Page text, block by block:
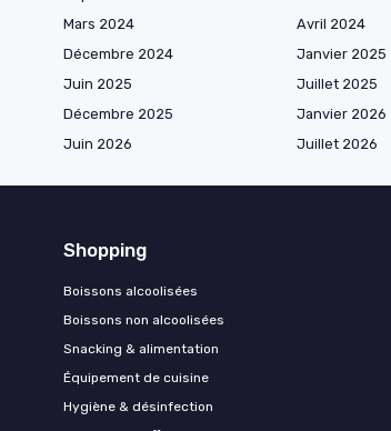
Mars 2024
Avril 2024
Décembre 2024
Janvier 2025
Juin 2025
Juillet 2025
Décembre 2025
Janvier 2026
Juin 2026
Juillet 2026
Shopping
Boissons alcoolisées
Boissons non alcoolisées
Snacking & alimentation
Équipement de cuisine
Hygiène & désinfection